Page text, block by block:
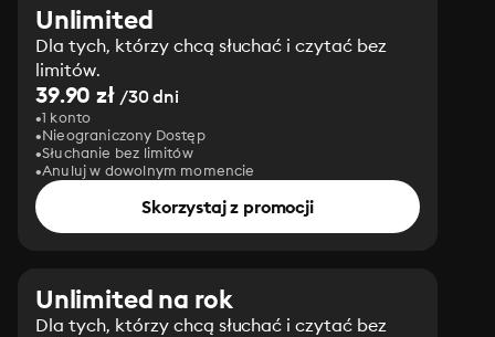
Unlimited
Dla tych, którzy chcą słuchać i czytać bez
limitów.
39.90 zł/30 dni
1 konto
Nieograniczony Dostęp
Słuchanie bez limitów
Anuluj w dowolnym momencie
Skorzystaj z promocji
Unlimited na rok
Dla tych, którzy chcą słuchać i czytać bez